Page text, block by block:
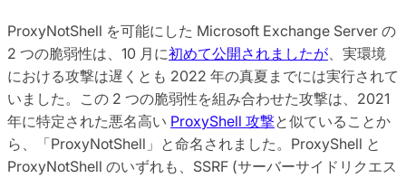
ProxyNotShell を可能にした Microsoft Exchange Server の
2 つの脆弱性は、10 月に初めて公開されましたが 、実環境
における攻撃は遅くとも 2022 年の真夏までには実行されて
いました。この 2 つの脆弱性を組み合わせた攻撃は、2021
年に特定された悪名高い ProxyShell 攻撃と似ていることか
ら、「ProxyNotShell」と命名されました。ProxyShell と
ProxyNotShell のいずれも、SSRF (サーバーサイドリクエス